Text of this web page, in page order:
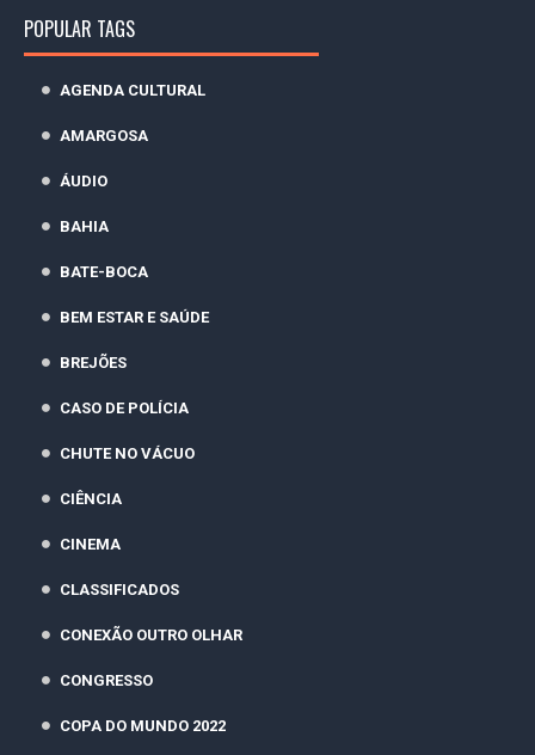
POPULAR TAGS
AGENDA CULTURAL
AMARGOSA
ÁUDIO
BAHIA
BATE-BOCA
BEM ESTAR E SAÚDE
BREJÕES
CASO DE POLÍCIA
CHUTE NO VÁCUO
CIÊNCIA
CINEMA
CLASSIFICADOS
CONEXÃO OUTRO OLHAR
CONGRESSO
COPA DO MUNDO 2022